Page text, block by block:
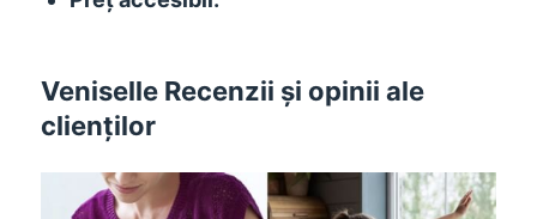
Veniselle Recenzii și opinii ale
clienților